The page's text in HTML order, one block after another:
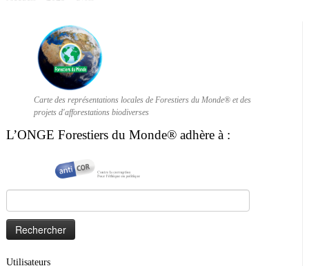
Carte des représentations locales de Forestiers du Monde® et des
projets d'afforestations biodiverses
L’ONGE Forestiers du Monde® adhère à :
Utilisateurs